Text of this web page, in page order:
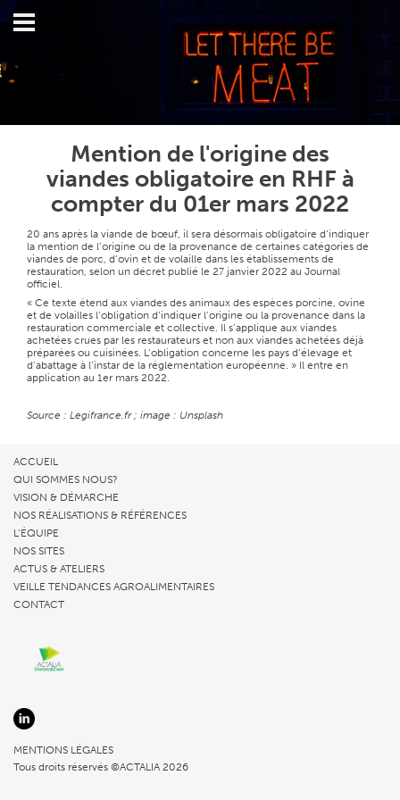
Mention de l'origine des
viandes obligatoire en RHF à
compter du 01er mars 2022
20 ans après la viande de bœuf, il sera désormais obligatoire d’indiquer
la mention de l’origine ou de la provenance de certaines catégories de
viandes de porc, d’ovin et de volaille dans les établissements de
restauration, selon un décret publié le 27 janvier 2022 au Journal
officiel.
« Ce texte étend aux viandes des animaux des espèces porcine, ovine
et de volailles l’obligation d’indiquer l’origine ou la provenance dans la
restauration commerciale et collective. Il s’applique aux viandes
achetées crues par les restaurateurs et non aux viandes achetées déjà
préparées ou cuisinées. L’obligation concerne les pays d’élevage et
d’abattage à l’instar de la réglementation européenne. » Il entre en
application au 1er mars 2022.
Source : Legifrance.fr ; image : Unsplash
ACCUEIL
QUI SOMMES NOUS?
VISION & DÉMARCHE
NOS RÉALISATIONS & RÉFÉRENCES
L’ÉQUIPE
NOS SITES
ACTUS & ATELIERS
VEILLE TENDANCES AGROALIMENTAIRES
CONTACT
MENTIONS LÉGALES
Tous droits réservés ©ACTALIA 2026